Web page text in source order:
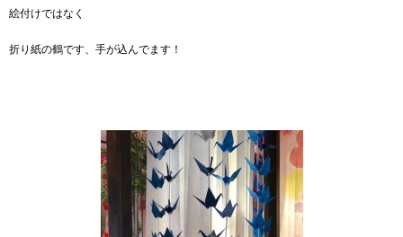
絵付けではなく
折り紙の鶴です、手が込んでます！